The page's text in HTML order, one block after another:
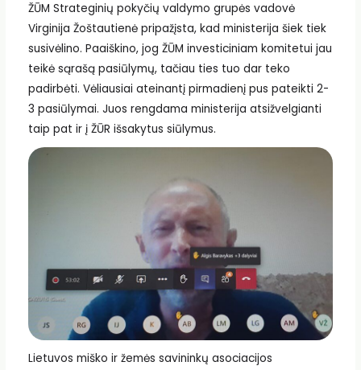
ŽŪM Strateginių pokyčių valdymo grupės vadovė
Virginija Žoštautienė pripažįsta, kad ministerija šiek tiek
susivėlino. Paaiškino, jog ŽŪM investiciniam komitetui jau
teikė sąrašą pasiūlymų, tačiau ties tuo dar teko
padirbėti. Vėliausiai ateinantį pirmadienį pus pateikti 2-
3 pasiūlymai. Juos rengdama ministerija atsižvelgianti
taip pat ir į ŽŪR išsakytus siūlymus.
Lietuvos miško ir žemės savininkų asociacijos